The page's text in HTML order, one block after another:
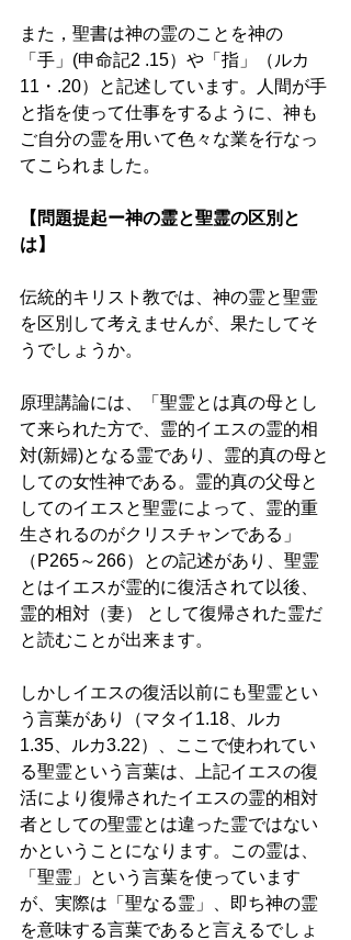
また，聖書は神の霊のことを神の
「手」(申命記2 .15）や「指」（ルカ
11・.20）と記述しています。人間が手
と指を使って仕事をするように、神も
ご自分の霊を用いて色々な業を行なっ
てこられました。
【問題提起ー神の霊と聖霊の区別と
は】
伝統的キリスト教では、神の霊と聖霊
を区別して考えませんが、果たしてそ
うでしょうか。
原理講論には、「聖霊とは真の母とし
て来られた方で、霊的イエスの霊的相
対(新婦)となる霊であり、霊的真の母と
しての女性神である。霊的真の父母と
してのイエスと聖霊によって、霊的重
生されるのがクリスチャンである」
（P265～266）との記述があり、聖霊
とはイエスが霊的に復活されて以後、
霊的相対（妻） として復帰された霊だ
と読むことが出来ます。
しかしイエスの復活以前にも聖霊とい
う言葉があり（マタイ1.18、ルカ
1.35、ルカ3.22）、ここで使われてい
る聖霊という言葉は、上記イエスの復
活により復帰されたイエスの霊的相対
者としての聖霊とは違った霊ではない
かということになります。この霊は、
「聖霊」という言葉を使っています
が、実際は「聖なる霊」、即ち神の霊
を意味する言葉であると言えるでしょ